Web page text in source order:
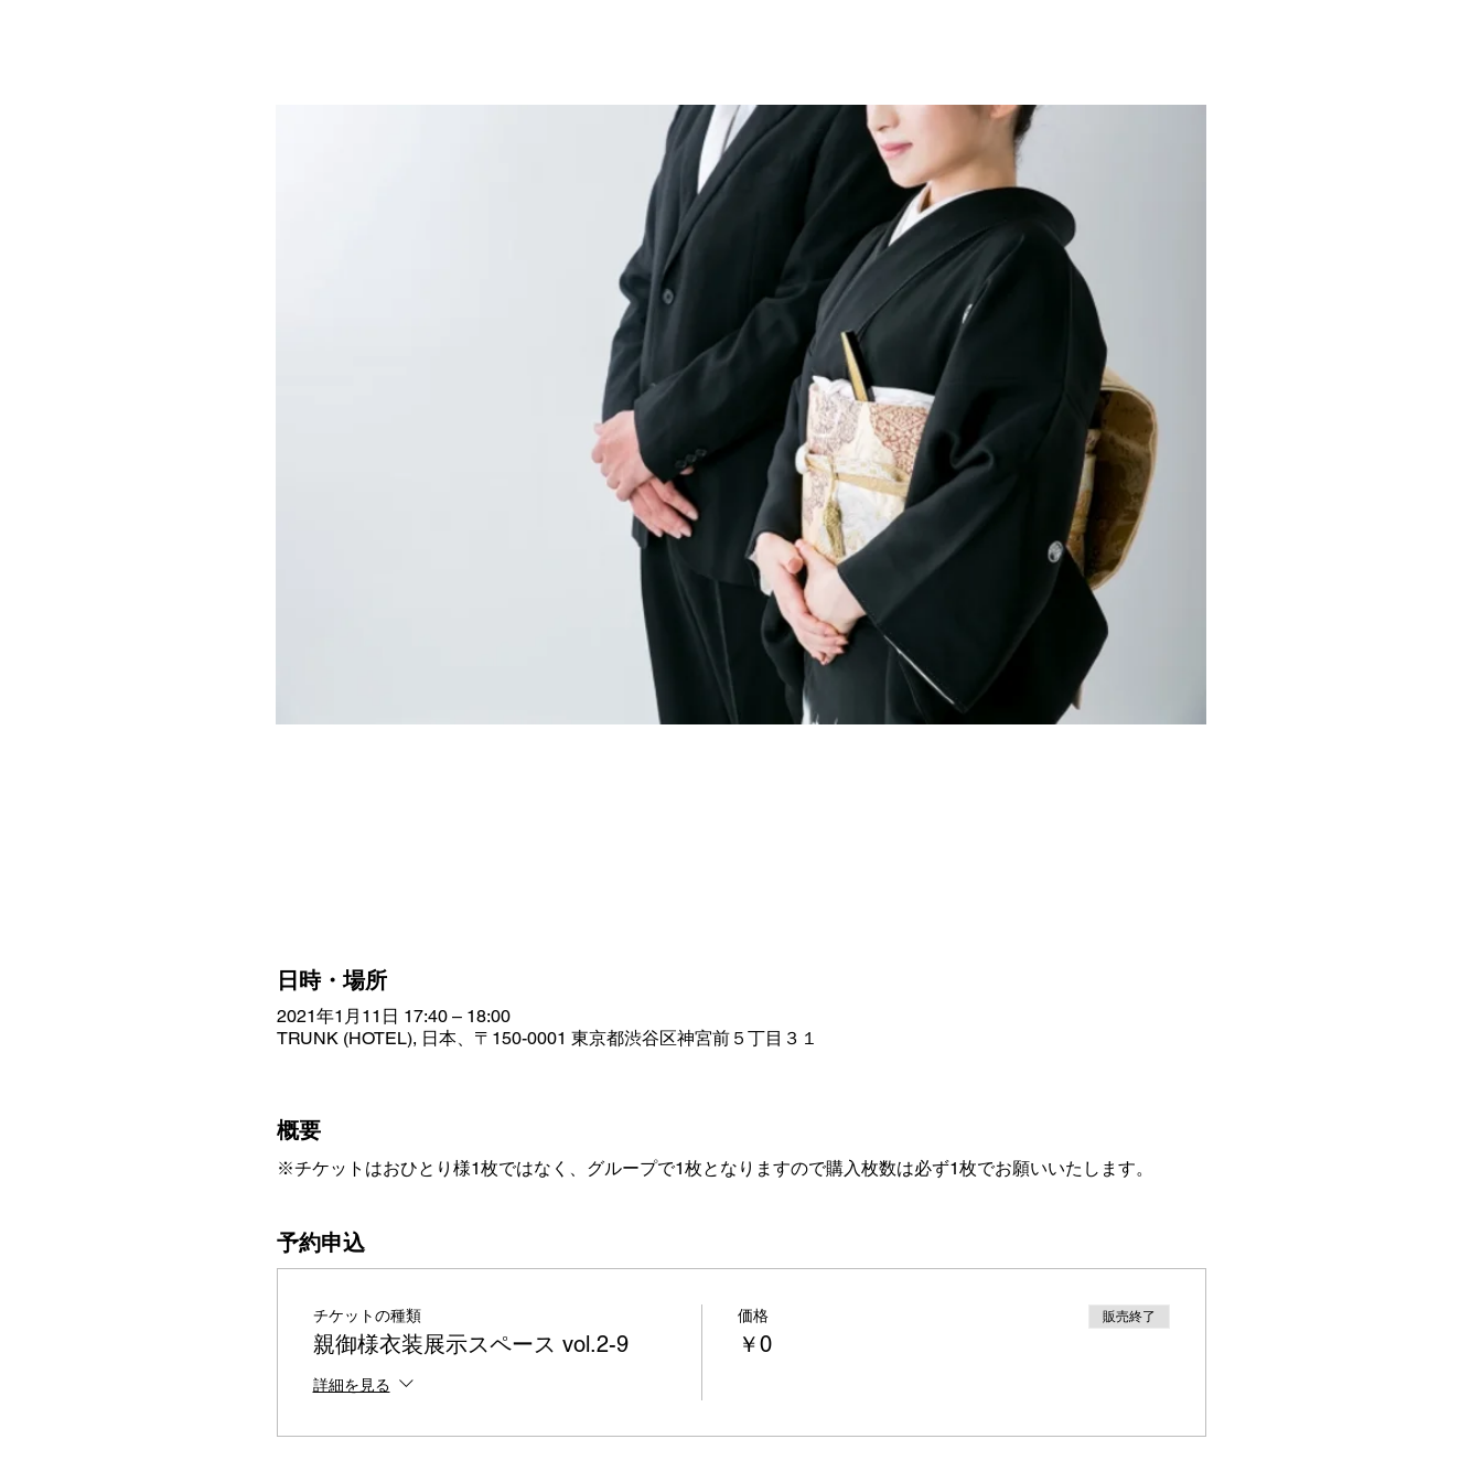
日時・場所
2021年1月11日 17:40 – 18:00
TRUNK (HOTEL), 日本、〒150-0001 東京都渋谷区神宮前５丁目３１
概要
※チケットはおひとり様1枚ではなく、グループで1枚となりますので購入枚数は必ず1枚でお願いいたします。
予約申込
チケットの種類
親御様衣装展示スペース vol.2-9
詳細を見る
価格
￥0
販売終了